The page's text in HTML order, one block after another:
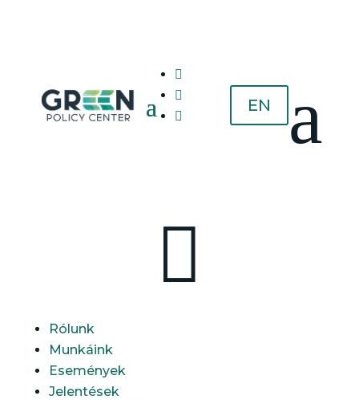



EN
a

Rólunk
Munkáink
Események
Jelentések